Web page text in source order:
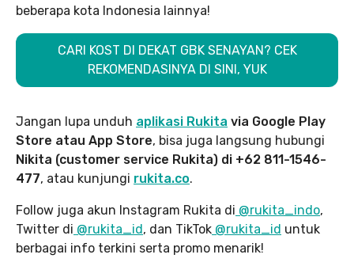
beberapa kota Indonesia lainnya!
CARI KOST DI DEKAT GBK SENAYAN? CEK
REKOMENDASINYA DI SINI, YUK
Jangan lupa unduh aplikasi Rukita via Google Play
Store atau App Store, bisa juga langsung hubungi
Nikita (customer service Rukita) di +62 811-1546-
477, atau kunjungi rukita.co.
Follow juga akun Instagram Rukita di @rukita_indo,
Twitter di @rukita_id, dan TikTok @rukita_id untuk
berbagai info terkini serta promo menarik!